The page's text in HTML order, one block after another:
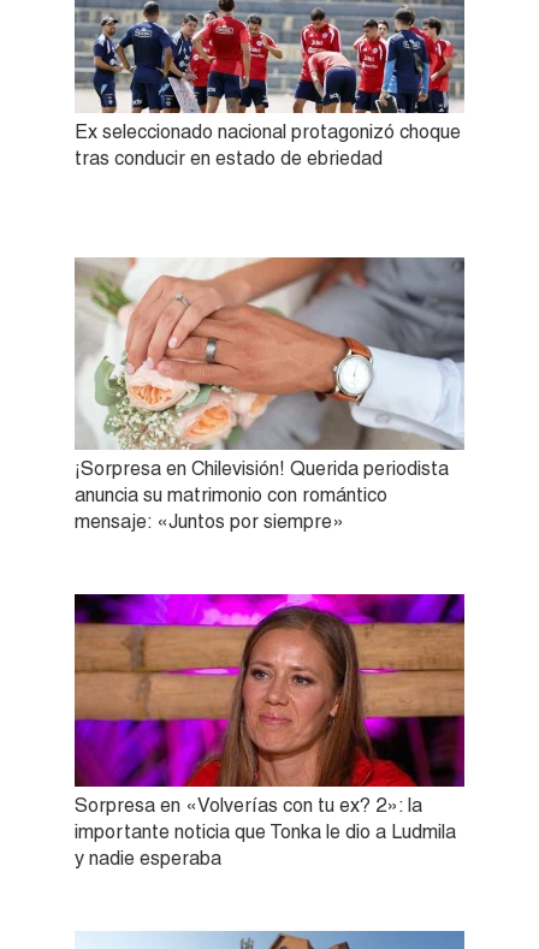
Ex seleccionado nacional protagonizó choque
tras conducir en estado de ebriedad
¡Sorpresa en Chilevisión! Querida periodista
anuncia su matrimonio con romántico
mensaje: «Juntos por siempre»
Sorpresa en «Volverías con tu ex? 2»: la
importante noticia que Tonka le dio a Ludmila
y nadie esperaba